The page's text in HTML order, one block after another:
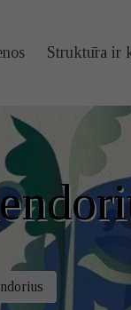
Struktūra ir
kontaktai
Veiklos
ė